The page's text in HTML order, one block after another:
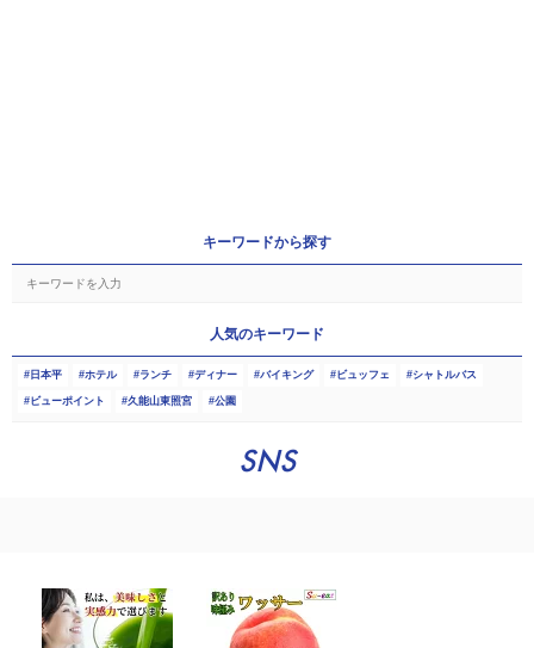
キーワードから探す
人気のキーワード
日本平 ホテル ランチ ディナー バイキング ビュッフェ シャトルバス
ビューポイント 久能山東照宮 公園
SNS